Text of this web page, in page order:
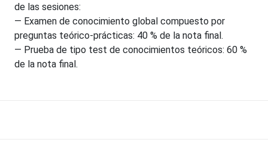
de las sesiones:
— Examen de conocimiento global compuesto por
preguntas teórico-prácticas: 40 % de la nota final.
— Prueba de tipo test de conocimientos teóricos: 60 %
de la nota final.